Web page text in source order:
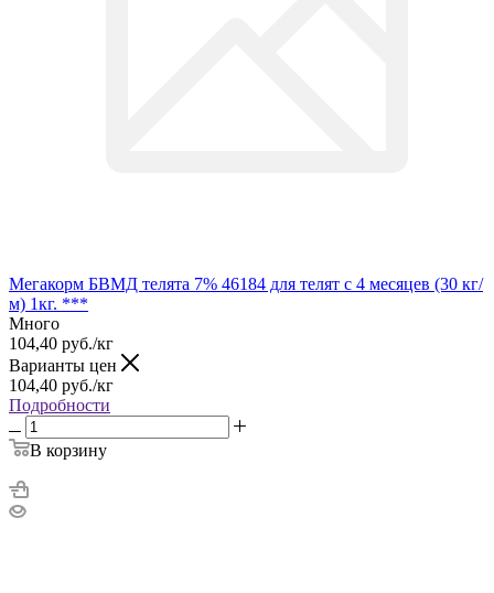
Мегакорм БВМД телята 7% 46184 для телят с 4 месяцев (30 кг/
м) 1кг. ***
Много
104,40 руб./кг
Варианты цен
104,40 руб./кг
Подробности
В корзину